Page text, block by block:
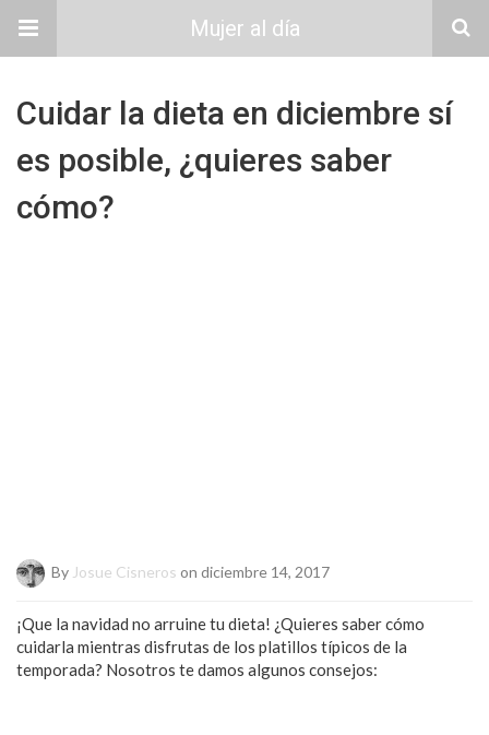
Mujer al día
Cuidar la dieta en diciembre sí
es posible, ¿quieres saber
cómo?
By Josue Cisneros on diciembre 14, 2017
¡Que la navidad no arruine tu dieta! ¿Quieres saber cómo
cuidarla mientras disfrutas de los platillos típicos de la
temporada? Nosotros te damos algunos consejos: